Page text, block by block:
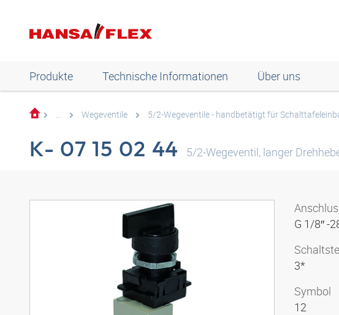
Produkte Technische Informationen Über uns
... Wegeventile 5/2-Wegeventile - handbetätigt für
K- 07 15 02 44 5/2-Wegeventil, langer
G 1/8″ -
3*
Symbol
12